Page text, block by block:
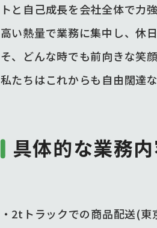
トと自己成長を会社全体で力
高い熱量で業務に集中し、休
そ、どんな時でも前向きな笑
私たちはこれからも自由闊達
具体的な業務
・2tトラックでの商品配送(